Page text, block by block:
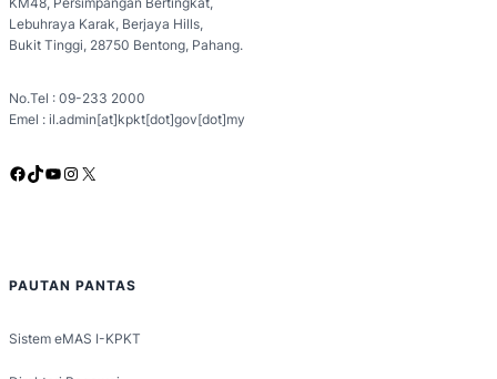
Lebuhraya Karak, Berjaya Hills,
Bukit Tinggi, 28750 Bentong, Pahang.
No.Tel : 09-233 2000
Emel : il.admin[at]kpkt[dot]gov[dot]my
Facebook TikTok YouTube Instagram X
PAUTAN PANTAS
Sistem eMAS I-KPKT